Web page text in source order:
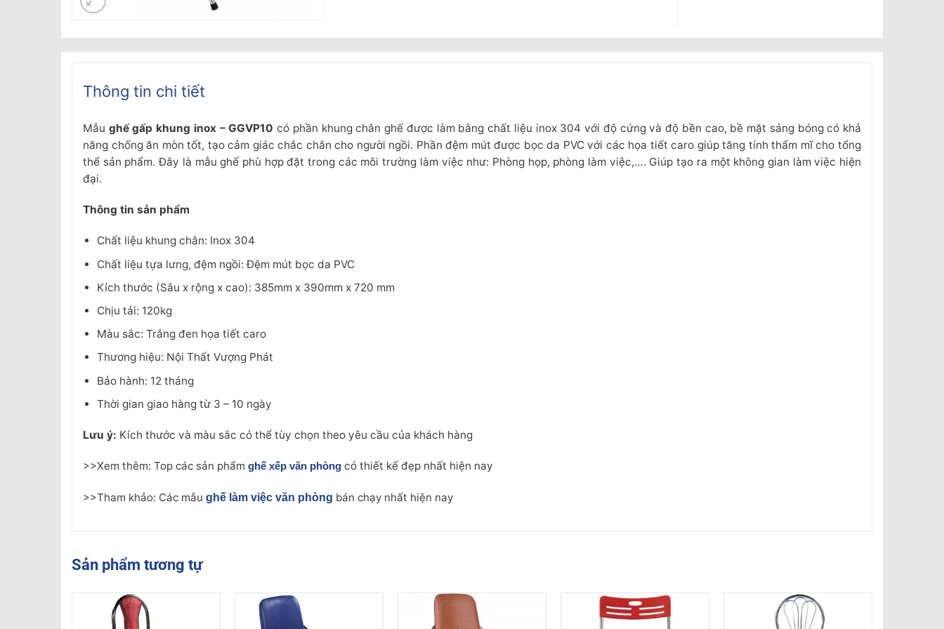
Thông tin chi tiết
Mẫu ghế gấp khung inox – GGVP10 có phần khung chân ghế được làm bằng chất liệu inox 304 với độ cứng và độ bền cao, bề mặt sáng bóng có khả
năng chống ăn mòn tốt, tạo cảm giác chắc chắn cho người ngồi. Phần đệm mút được bọc da PVC với các họa tiết caro giúp tăng tính thẩm mĩ cho tổng
thể sản phẩm. Đây là mẫu ghế phù hợp đặt trong các môi trường làm việc như: Phòng họp, phòng làm việc,…. Giúp tạo ra một không gian làm việc hiện
đại.
Thông tin sản phẩm
Chất liệu khung chân: Inox 304
Chất liệu tựa lưng, đệm ngồi: Đệm mút bọc da PVC
Kích thước (Sâu x rộng x cao): 385mm x 390mm x 720 mm
Chịu tải: 120kg
Màu sắc: Trắng đen họa tiết caro
Thương hiệu: Nội Thất Vượng Phát
Bảo hành: 12 tháng
Thời gian giao hàng từ 3 – 10 ngày
Lưu ý: Kích thước và màu sắc cỏ thể tùy chọn theo yêu cầu của khách hàng
>>Xem thêm: Top các sản phẩm ghế xếp văn phòng có thiết kế đẹp nhất hiện nay
>>Tham khảo: Các mẫu ghế làm việc văn phòng bán chạy nhất hiện nay
Sản phẩm tương tự